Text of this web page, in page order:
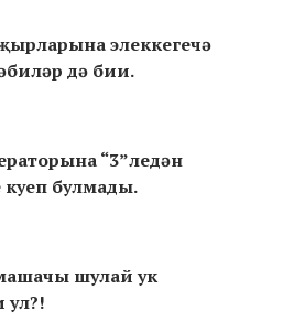
элеккегечә
дә бии.
“3”ледән
булмады.
шулай ук
ул?!